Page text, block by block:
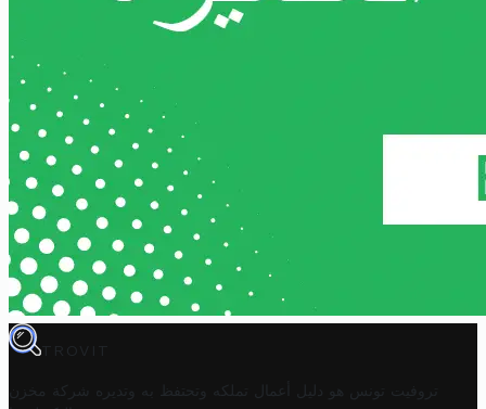
TROVIT
تروفيت تونس هو دليل أعمال تملكه وتحتفظ به وتديره
شركة مخزن